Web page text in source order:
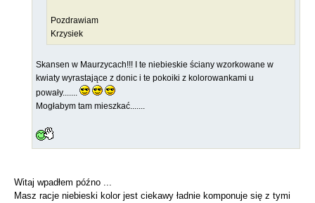
Pozdrawiam
Krzysiek
Skansen w Maurzycach!!! I te niebieskie ściany wzorkowane w
kwiaty wyrastające z donic i te pokoiki z kolorowankami u
powały.......
Mogłabym tam mieszkać.......
Witaj wpadłem późno ...
Masz racje niebieski kolor jest ciekawy ładnie komponuje się z tymi